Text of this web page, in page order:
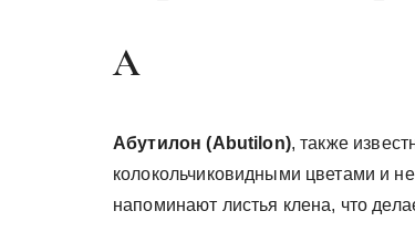
А
Абутилон (Abutilon), также
колокольчиковидными цветами и
напоминают листья клена, что